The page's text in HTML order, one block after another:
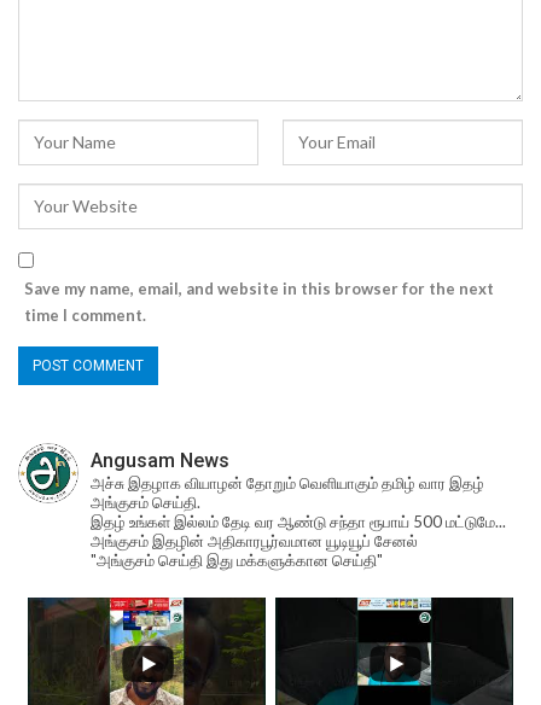
Save my name, email, and website in this browser for the next
time I comment.
Angusam News
அச்சு இதழாக வியாழன் தோறும் வெளியாகும் தமிழ் வார இதழ்
அங்குசம் செய்தி.
இதழ் உங்கள் இல்லம் தேடி வர ஆண்டு சந்தா ரூபாய் 500 மட்டுமே...
அங்குசம் இதழின் அதிகாரபூர்வமான யூடியூப் சேனல்
"அங்குசம் செய்தி இது மக்களுக்கான செய்தி"